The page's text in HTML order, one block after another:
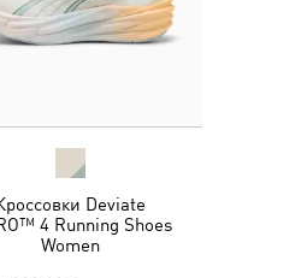
Deviate
4 Running Shoes
Women